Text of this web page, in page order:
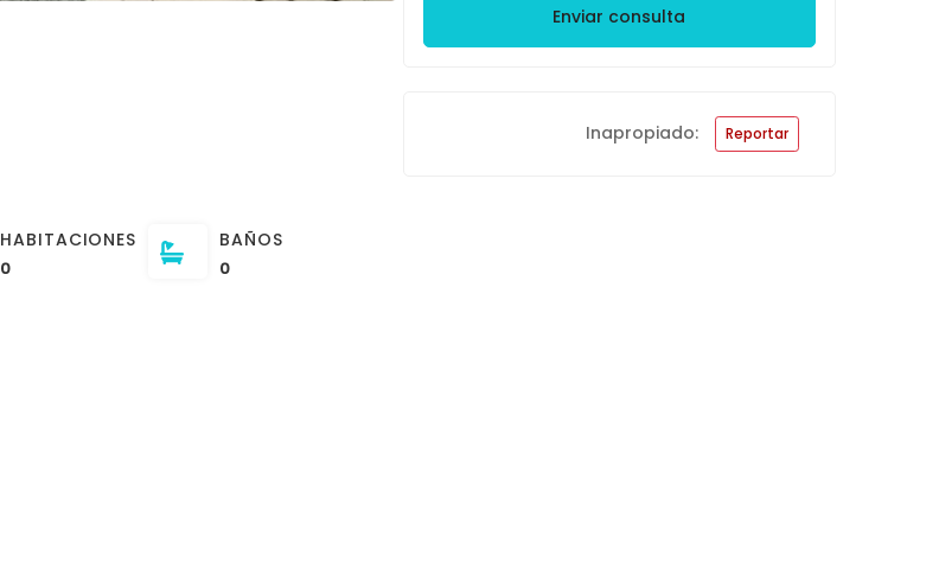
HABITACIONES
0
BAÑOS
0
Enviar consulta
Inapropiado: Reportar